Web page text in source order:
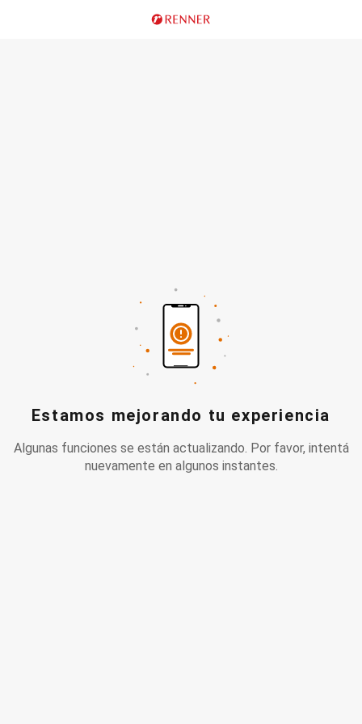
Estamos mejorando tu experiencia
Algunas funciones se están actualizando. Por favor, intentá
nuevamente en algunos instantes.